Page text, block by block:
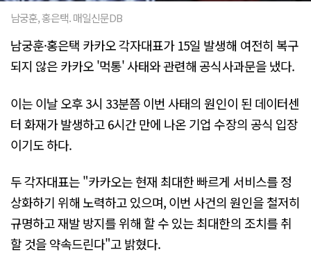
남궁훈, 홍은택. 매일신문DB
남궁훈·홍은택 카카오 각자대표가 15일 발생해 여전히 복구
되지 않은 카카오 '먹통' 사태와 관련해 공식사과문을 냈다.
이는 이날 오후 3시 33분쯤 이번 사태의 원인이 된 데이터센
터 화재가 발생하고 6시간 만에 나온 기업 수장의 공식 입장
이기도 하다.
두 각자대표는 "카카오는 현재 최대한 빠르게 서비스를 정
상화하기 위해 노력하고 있으며, 이번 사건의 원인을 철저히
규명하고 재발 방지를 위해 할 수 있는 최대한의 조치를 취
할 것을 약속드린다"고 밝혔다.